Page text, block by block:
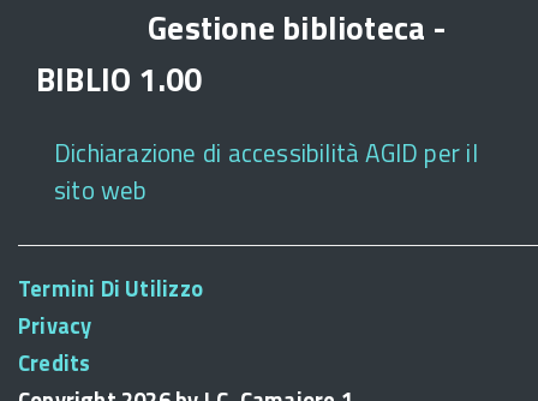
Gestione biblioteca -
BIBLIO 1.00
Dichiarazione di accessibilità AGID per il
sito web
Termini Di Utilizzo
Privacy
Credits